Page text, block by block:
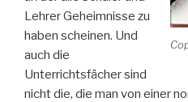
Lehrer Geheimnisse zu
haben scheinen. Und
auch die
Unterrichtsfächer sind
nicht die, die man von einer